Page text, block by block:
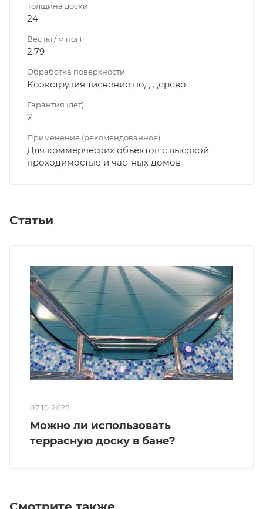
Толщина доски
24
Вес (кг/ м.пог)
2.79
Обработка поверхности
Коэкструзия тиснение под дерево
Гарантия (лет)
2
Применение (рекомендованное)
Для коммерческих объектов с высокой
проходимостью и частных домов
Статьи
07.10.2025
Можно ли использовать
террасную доску в бане?